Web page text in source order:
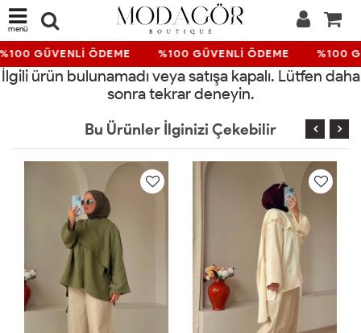
menü
GÜVENLİ ÖDEME %100 GÜVENLİ ÖDEME %100
İlgili ürün bulunamadı veya satışa kapalı. Lütfen daha
sonra tekrar deneyin.
Bu Ürünler İlginizi Çekebilir